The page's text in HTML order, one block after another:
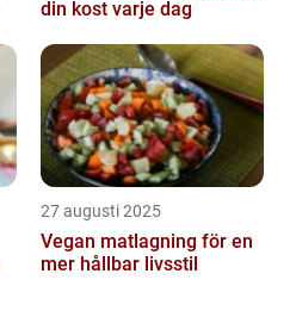
din kost varje dag
27 augusti 2025
Vegan matlagning för en
mer hållbar livsstil